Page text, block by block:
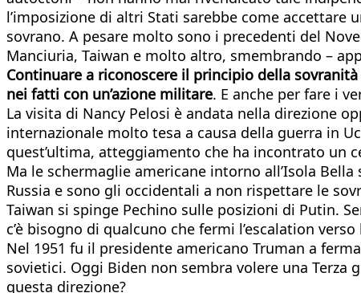
l’imposizione di altri Stati sarebbe come
sovrano. A pesare molto sono i precedenti del
Manciuria, Taiwan e molto altro, smembrando –
Continuare a riconoscere il principio della
nei fatti con un’azione militare. E anche per fare i
La visita di Nancy Pelosi è andata nella direzione
internazionale molto tesa a causa della guerra in
quest’ultima, atteggiamento che ha incontrato un
Ma le schermaglie americane intorno all’Isola
Russia e sono gli occidentali a non rispettare le
Taiwan si spinge Pechino sulle posizioni di Putin.
c’è bisogno di qualcuno che fermi l’escalation
Nel 1951 fu il presidente americano Truman a
sovietici. Oggi Biden non sembra volere una
questa direzione?